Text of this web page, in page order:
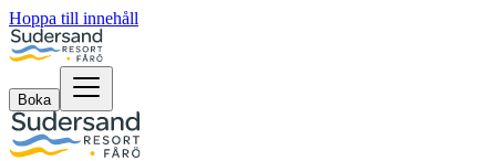
Hoppa till innehåll
Boka